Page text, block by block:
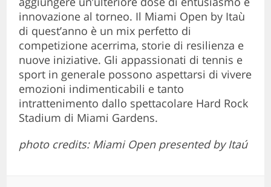
innovazione al torneo. Il Miami Open by Itaù
di quest’anno è un mix perfetto di
competizione acerrima, storie di resilienza e
nuove iniziative. Gli appassionati di tennis e
sport in generale possono aspettarsi di vivere
emozioni indimenticabili e tanto
intrattenimento dallo spettacolare Hard Rock
Stadium di Miami Gardens.
photo credits: Miami Open presented by Itaú